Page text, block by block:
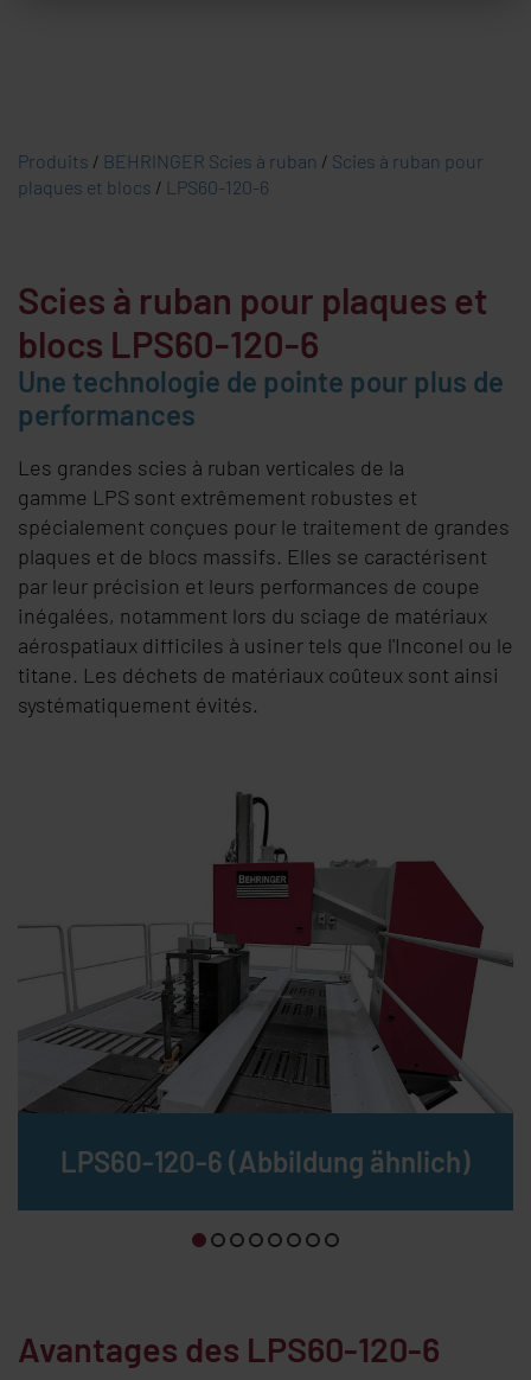
Produits / BEHRINGER Scies à ruban / Scies à ruban pour
plaques et blocs / LPS60-120-6
Scies à ruban pour plaques et
blocs LPS60-120-6
Une technologie de pointe pour plus de
performances
Les grandes scies à ruban verticales de la
gamme LPS sont extrêmement robustes et
spécialement conçues pour le traitement de grandes
plaques et de blocs massifs. Elles se caractérisent
par leur précision et leurs performances de coupe
inégalées, notamment lors du sciage de matériaux
aérospatiaux difficiles à usiner tels que l'Inconel ou le
titane. Les déchets de matériaux coûteux sont ainsi
systématiquement évités.
LPS60-120-6 (Abbildung ähnlich)
Avantages des LPS60-120-6